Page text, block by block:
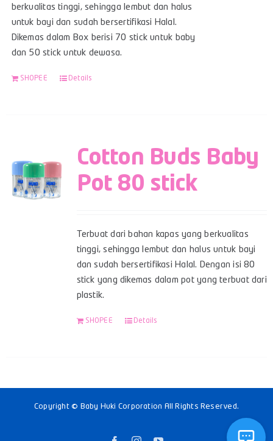
berkualitas tinggi, sehingga lembut dan halus
untuk bayi dan sudah bersertifikasi Halal.
Dikemas dalam Box berisi 70 stick untuk baby
dan 50 stick untuk dewasa.
SHOPEE Details
Cotton Buds Baby
Pot 80 stick
Terbuat dari bahan kapas yang berkualitas
tinggi, sehingga lembut dan halus untuk bayi
dan sudah bersertifikasi Halal. Dengan isi 80
stick yang dikemas dalam pot yang terbuat dari
plastik.
SHOPEE Details
Copyright © Baby Huki Corporation All Rights Reserved.